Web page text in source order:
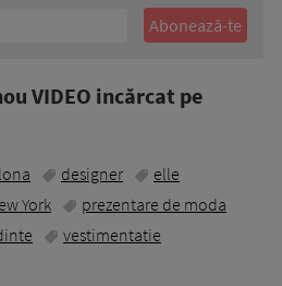
VIDEO incărcat pe
designer
elle
York
prezentare de moda
vestimentatie